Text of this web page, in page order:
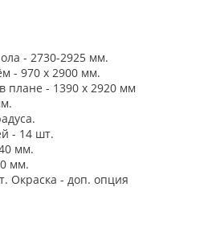
- 2730-2925 мм.
- 970 х 2900 мм.
плане - 1390 х 2920 мм
- 14 шт.
мм.
мм.
Окраска - доп. опция